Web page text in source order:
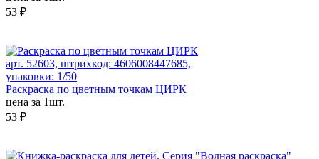
53 ₽
арт. 52603, штрихкод: 4606008447685,
упаковки: 1/50
Раскраска по цветным точкам ЦИРК
цена за 1шт.
53 ₽